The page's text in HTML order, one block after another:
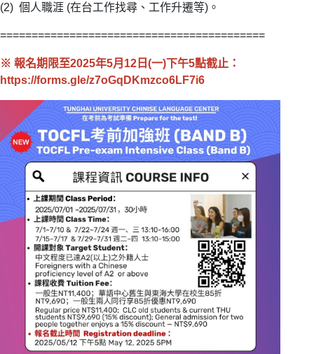
(2) 個人職涯 (在台工作找尋、工作升遷等)。
==========================================
※ 報名期限至2025年5月12日(一)下午5點截止：
https://forms.gle/z7oGqDKmzco6LF7i6